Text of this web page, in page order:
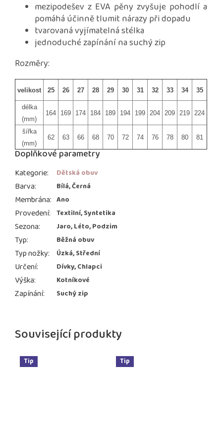
Související produkty
Tip Tip
mezipodešev z EVA pěny zvyšuje pohodlí a
pomáhá účinně tlumit nárazy při dopadu
tvarovaná vyjímatelná stélka
jednoduché zapínání na suchý zip
Rozměry:
velikost 25 26 27 28 29 30 31 32 33 34 35
délka
(mm)
164 169 174 184 189 194 199 204 209 219 224
šířka
(mm)
62 63 66 68 70 72 74 76 78 80 81
Doplňkové parametry
Kategorie: Dětská obuv
Barva: Bílá, Černá
Membrána: Ano
Provedení: Textilní, Syntetika
Sezona: Jaro, Léto, Podzim
Typ: Běžná obuv
Typ nožky: Úzká, Střední
Určení: Dívky, Chlapci
Výška: Kotníkové
Zapínání: Suchý zip